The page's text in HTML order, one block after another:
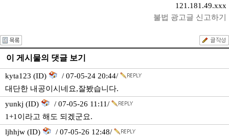
121.181.49.xxx
불법 광고글 신고하기
이 게시물의 댓글 보기
kyta123 (ID)
/ 07-05-24 20:44/
대단한 내공이시네요,잘봤습니다.
yunkj (ID)
/ 07-05-26 11:11/
1+1이라고 해도 되겠군요.
ljhhjw (ID)
/ 07-05-26 12:48/